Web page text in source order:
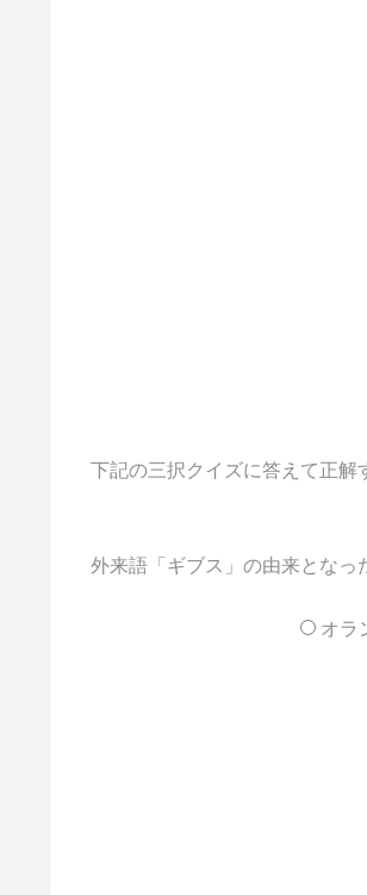
下記の三択クイズに答えて正解
外来語「ギブス」の由来となっ
オラ